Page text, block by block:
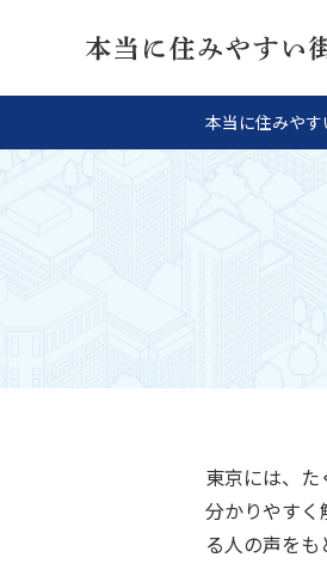
本当に住みやす
東京には、
分かりやすく
る人の声をも